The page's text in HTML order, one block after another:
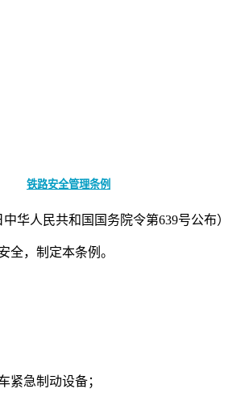
铁路安全管理条例
中华人民共和国国务院令第639号公布）
，制定本条例。
急制动设备；